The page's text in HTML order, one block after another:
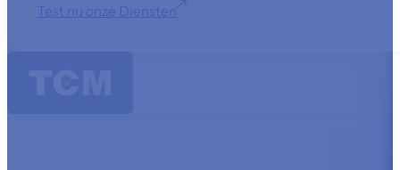
Test nu onze Diensten